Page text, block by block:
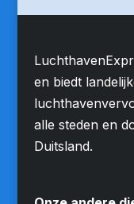
en biedt
alle steden en
Duitsland.